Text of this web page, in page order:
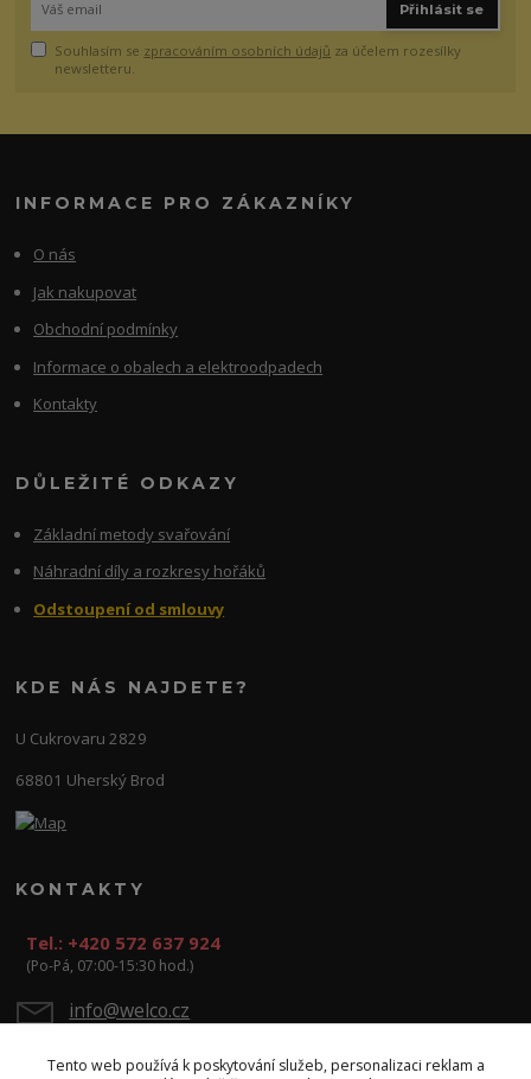
Přihlásit se
Souhlasím se zpracováním osobních údajů za účelem rozesílky
newsletteru.
INFORMACE PRO ZÁKAZNÍKY
O nás
Jak nakupovat
Obchodní podmínky
Informace o obalech a elektroodpadech
Kontakty
DŮLEŽITÉ ODKAZY
Základní metody svařování
Náhradní díly a rozkresy hořáků
Odstoupení od smlouvy
KDE NÁS NAJDETE?
U Cukrovaru 2829
68801 Uherský Brod
KONTAKTY
Tel.: +420 572 637 924
(Po-Pá, 07:00-15:30 hod.)
info@welco.cz
Tento web používá k poskytování služeb, personalizaci reklam a